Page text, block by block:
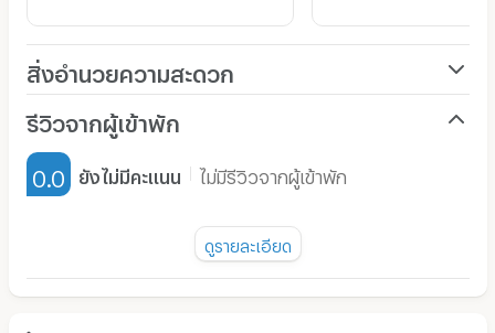
สิ่งอำนวยความสะดวก
เฟอร์นิเจอร์-ตู้, เตียง
เครื่องทำน้ำอุ่น
รีวิวจากผู้เข้าพัก
0.0 ยังไม่มีคะแนน ไม่มีรีวิวจากผู้เข้าพัก
ยังไม่มีรีวิวของอพาร์ทเม้นท์นี้
ดูรายละเอียด